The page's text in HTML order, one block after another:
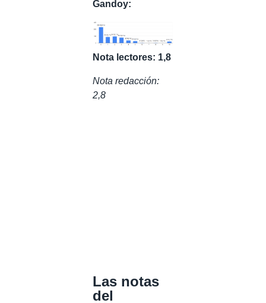
Gandoy:
Nota lectores: 1,8
Nota redacción:
2,8
Las notas
del